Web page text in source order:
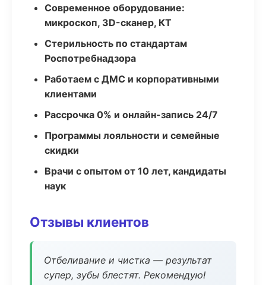
Современное оборудование:
микроскоп, 3D-сканер, КТ
Стерильность по стандартам
Роспотребнадзора
Работаем с ДМС и корпоративными
клиентами
Рассрочка 0% и онлайн-запись 24/7
Программы лояльности и семейные
скидки
Врачи с опытом от 10 лет, кандидаты
наук
Отзывы клиентов
Отбеливание и чистка — результат
супер, зубы блестят. Рекомендую!